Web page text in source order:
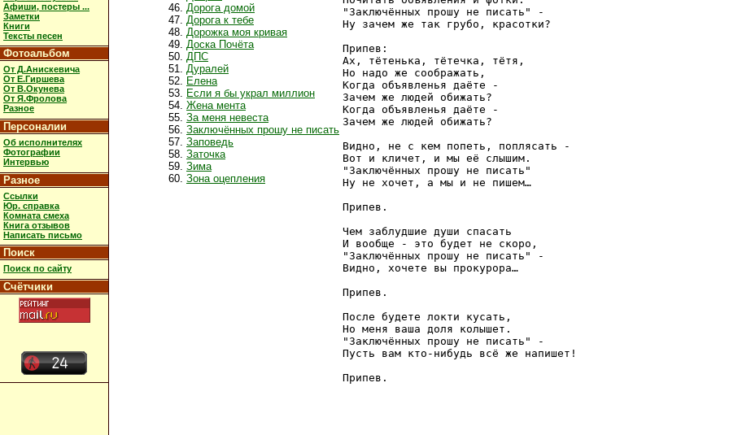
Афиши, постеры ...
Заметки
Книги
Тексты песен
Фотоальбом
От Д.Анискевича
От Е.Гиршева
От В.Окунева
От Я.Фролова
Разное
Персоналии
Об исполнителях
Фотографии
Интервью
Разное
Ссылки
Юр. справка
Комната смеха
Книга отзывов
Написать письмо
Поиск
Поиск по сайту
Счётчики
Дорога домой
Дорога к тебе
Дорожка моя кривая
Доска Почёта
ДПС
Дуралей
Елена
Если я бы украл миллион
Жена мента
За меня невеста
Заключённых прошу не писать
Заповедь
Заточка
Зима
Зона оцепления
"Заключённых прошу не писать" -
Ну зачем же так грубо, красотки?
Припев:
Ах, тётенька, тётечка, тётя,
Но надо же соображать,
Когда объявленья даёте -
Зачем же людей обижать?
Когда объявленья даёте -
Зачем же людей обижать?
Видно, не с кем попеть, поплясать -
Вот и кличет, и мы её слышим.
"Заключённых прошу не писать"
Ну не хочет, а мы и не пишем…
Припев.
Чем заблудшие души спасать
И вообще - это будет не скоро,
"Заключённых прошу не писать" -
Видно, хочете вы прокурора…
Припев.
После будете локти кусать,
Но меня ваша доля колышет.
"Заключённых прошу не писать" -
Пусть вам кто-нибудь всё же напишет!